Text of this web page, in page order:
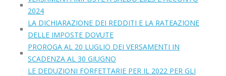
2024
LA DICHIARAZIONE DEI REDDITI E LA RATEAZIONE
DELLE IMPOSTE DOVUTE
PROROGA AL 20 LUGLIO DEI VERSAMENTI IN
SCADENZA AL 30 GIUGNO
LE DEDUZIONI FORFETTARIE PER IL 2022 PER GLI